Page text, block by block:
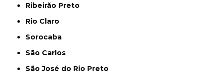
Ribeirão Preto
Rio Claro
Sorocaba
São Carlos
São José do Rio Preto